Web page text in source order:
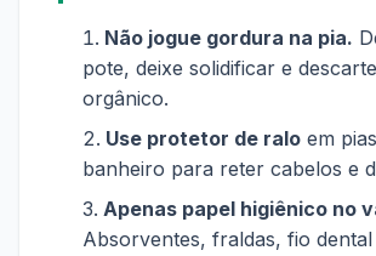
Não jogue gordura na pia.
pote, deixe solidificar e
orgânico.
Use protetor de ralo em
banheiro para reter cabelos e
Apenas papel higiênico no
Absorventes, fraldas, fio